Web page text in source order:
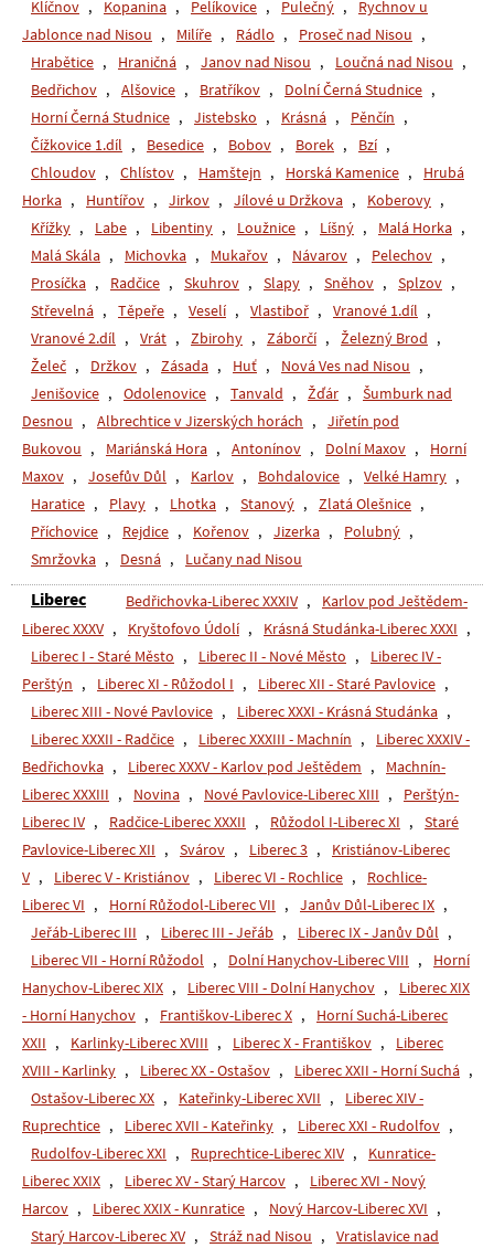
Klíčnov , Kopanina , Pelíkovice , Pulečný ,
Rychnov u
Jablonce nad Nisou , Milíře , Rádlo , Proseč nad Nisou ,
Hrabětice , Hraničná , Janov nad Nisou , Loučná nad Nisou ,
Bedřichov , Alšovice , Bratříkov , Dolní Černá Studnice ,
Horní Černá Studnice , Jistebsko , Krásná , Pěnčín ,
Čížkovice 1.díl , Besedice , Bobov , Borek , Bzí ,
Chloudov , Chlístov , Hamštejn , Horská Kamenice ,
Hrubá
Horka , Huntířov , Jirkov , Jílové u Držkova , Koberovy ,
Křížky , Labe , Libentiny , Loužnice , Líšný , Malá Horka ,
Malá Skála , Michovka , Mukařov , Návarov , Pelechov ,
Prosíčka , Radčice , Skuhrov , Slapy , Sněhov , Splzov ,
Střevelná , Těpeře , Veselí , Vlastiboř , Vranové 1.díl ,
Vranové 2.díl , Vrát , Zbirohy , Záborčí , Železný Brod ,
Želeč , Držkov , Zásada , Huť , Nová Ves nad Nisou ,
Jenišovice , Odolenovice , Tanvald , Žďár ,
Šumburk nad
Desnou , Albrechtice v Jizerských horách ,
Jiřetín pod
Bukovou , Mariánská Hora , Antonínov , Dolní Maxov ,
Horní
Maxov , Josefův Důl , Karlov , Bohdalovice , Velké Hamry ,
Haratice , Plavy , Lhotka , Stanový , Zlatá Olešnice ,
Příchovice , Rejdice , Kořenov , Jizerka , Polubný ,
Smržovka , Desná , Lučany nad Nisou
Liberec Bedřichovka-Liberec XXXIV ,
Karlov pod Ještědem-
Liberec XXXV , Kryštofovo Údolí , Krásná Studánka-Liberec XXXI ,
Liberec I - Staré Město , Liberec II - Nové Město ,
Liberec IV -
Perštýn , Liberec XI - Růžodol I , Liberec XII - Staré Pavlovice ,
Liberec XIII - Nové Pavlovice , Liberec XXXI - Krásná Studánka ,
Liberec XXXII - Radčice , Liberec XXXIII - Machnín ,
Liberec XXXIV -
Bedřichovka , Liberec XXXV - Karlov pod Ještědem ,
Machnín-
Liberec XXXIII , Novina , Nové Pavlovice-Liberec XIII ,
Perštýn-
Liberec IV , Radčice-Liberec XXXII , Růžodol I-Liberec XI ,
Staré
Pavlovice-Liberec XII , Svárov , Liberec 3 ,
Kristiánov-Liberec
V , Liberec V - Kristiánov , Liberec VI - Rochlice ,
Rochlice-
Liberec VI , Horní Růžodol-Liberec VII , Janův Důl-Liberec IX ,
Jeřáb-Liberec III , Liberec III - Jeřáb , Liberec IX - Janův Důl ,
Liberec VII - Horní Růžodol , Dolní Hanychov-Liberec VIII ,
Horní
Hanychov-Liberec XIX , Liberec VIII - Dolní Hanychov ,
Liberec XIX
- Horní Hanychov , Františkov-Liberec X ,
Horní Suchá-Liberec
XXII , Karlinky-Liberec XVIII , Liberec X - Františkov ,
Liberec
XVIII - Karlinky , Liberec XX - Ostašov , Liberec XXII - Horní Suchá ,
Ostašov-Liberec XX , Kateřinky-Liberec XVII ,
Liberec XIV -
Ruprechtice , Liberec XVII - Kateřinky , Liberec XXI - Rudolfov ,
Rudolfov-Liberec XXI , Ruprechtice-Liberec XIV ,
Kunratice-
Liberec XXIX , Liberec XV - Starý Harcov ,
Liberec XVI - Nový
Harcov , Liberec XXIX - Kunratice , Nový Harcov-Liberec XVI ,
Starý Harcov-Liberec XV , Stráž nad Nisou ,
Vratislavice nad